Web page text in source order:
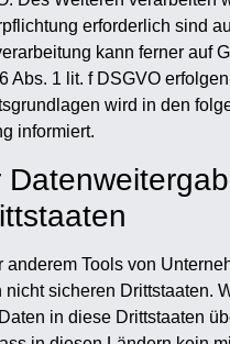
erforderlich sind
kann ferner auf
Abs. 1 lit. f DSGVO
wird in den
informiert.
anderem Tools von
sicheren Drittstaaten.
in diese Drittstaaten